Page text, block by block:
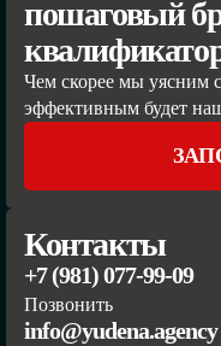
пошаговый
Чем скорее мы уясним
эффективным будет
Контакты
+7 (981) 077-99-09
Позвонить
info@yudena.agency